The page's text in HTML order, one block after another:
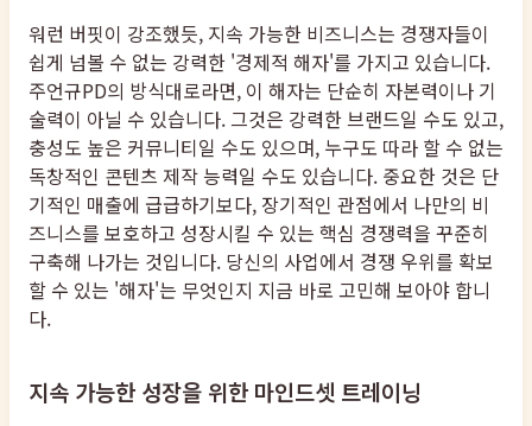
워런 버핏이 강조했듯, 지속 가능한 비즈니스는 경쟁자들이
쉽게 넘볼 수 없는 강력한 '경제적 해자'를 가지고 있습니다.
주언규PD의 방식대로라면, 이 해자는 단순히 자본력이나 기
술력이 아닐 수 있습니다. 그것은 강력한 브랜드일 수도 있고,
충성도 높은 커뮤니티일 수도 있으며, 누구도 따라 할 수 없는
독창적인 콘텐츠 제작 능력일 수도 있습니다. 중요한 것은 단
기적인 매출에 급급하기보다, 장기적인 관점에서 나만의 비
즈니스를 보호하고 성장시킬 수 있는 핵심 경쟁력을 꾸준히
구축해 나가는 것입니다. 당신의 사업에서 경쟁 우위를 확보
할 수 있는 '해자'는 무엇인지 지금 바로 고민해 보아야 합니
다.
지속 가능한 성장을 위한 마인드셋 트레이닝